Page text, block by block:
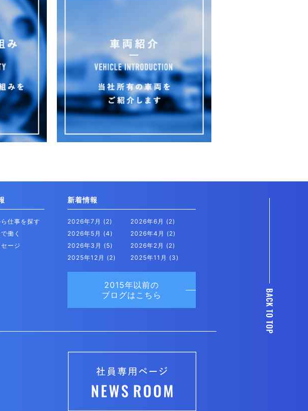
仕事を探す
働く
ージ
新着情報
2026年7月 (2) 2026年6月 (2)
2026年5月 (4) 2026年4月 (2)
2026年3月 (5) 2026年2月 (2)
2025年12月 (2) 2025年11月 (3)
2015年以前の
ブログはこちら